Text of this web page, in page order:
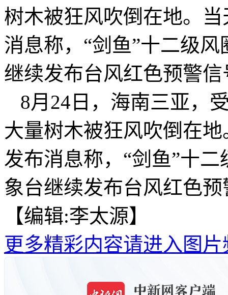
树木被狂风吹倒在地。
消息称，“剑鱼”十二级
继续发布台风红色预警
8月24日，海南三亚，
大量树木被狂风吹倒在
发布消息称，“剑鱼”十
象台继续发布台风红色
【编辑:李太源】
更多精彩内容请进入图片